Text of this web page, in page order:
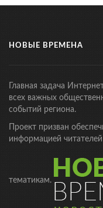
НОВЫЕ ВРЕМЕНА
Главная задача
всех важных
событий региона.
Проект призван
информацией
тематикам.